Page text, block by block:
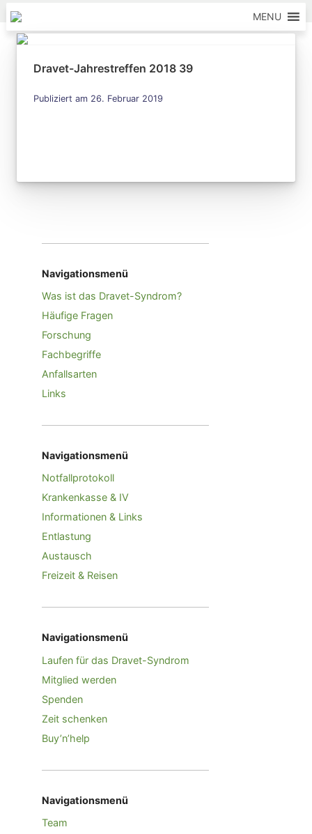
Skip to content
MENU
Dravet-Jahrestreffen 2018 39
Publiziert am 26. Februar 2019
Navigationsmenü
Was ist das Dravet-Syndrom?
Häufige Fragen
Forschung
Fachbegriffe
Anfallsarten
Links
Navigationsmenü
Notfallprotokoll
Krankenkasse & IV
Informationen & Links
Entlastung
Austausch
Freizeit & Reisen
Navigationsmenü
Laufen für das Dravet-Syndrom
Mitglied werden
Spenden
Zeit schenken
Buy’n’help
Navigationsmenü
Team